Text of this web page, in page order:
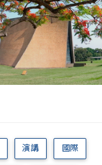
演講 國際